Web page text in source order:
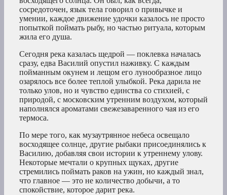
сосредоточен, язык тела говорил о привычке и
умении, каждое движение удочки казалось не просто
попыткой поймать рыбу, но частью ритуала, которым
жила его душа.
Сегодня река казалась щедрой — поклевка началась
сразу, едва Василий опустил наживку. С каждым
пойманным окунем и лещом его лунообразное лицо
озарялось все более теплой улыбкой. Река дарила не
только улов, но и чувство единства со стихией, с
природой, с московским утренним воздухом, который
наполнялся ароматами свежезаваренного чая из его
термоса.
По мере того, как музаутрянное небеса освещало
восходящее солнце, другие рыбаки присоединялись к
Василию, добавляя свои истории к утреннему улову.
Некоторые мечтали о крупных щуках, другие
стремились поймать раков на ужин, но каждый знал,
что главное — это не количество добычи, а то
спокойствие, которое дарит река.